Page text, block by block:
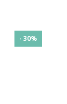
- 30%